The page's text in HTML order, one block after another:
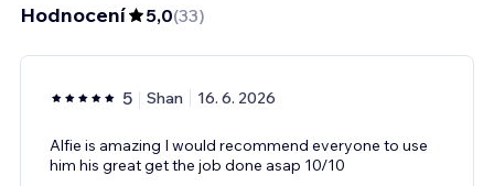
Hodnocení 5,0(33)
5 Shan 16. 6. 2026
Alfie is amazing I would recommend everyone to use
him his great get the job done asap 10/10